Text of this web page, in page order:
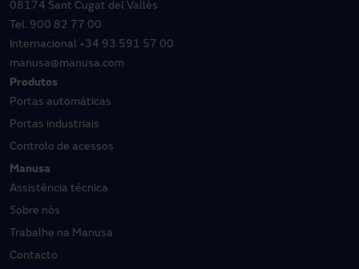
08174 Sant Cugat del Vallès
Tel. 900 82 77 00
Internacional +34 93 591 57 00
manusa@manusa.com
Produtos
Portas automáticas
Portas industriais
Controlo de acessos
Manusa
Assistência técnica
Sobre nós
Trabalhe na Manusa
Contacto